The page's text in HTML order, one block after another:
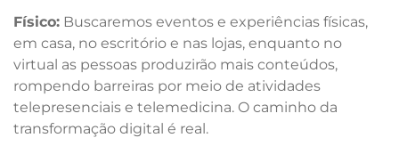
Físico: Buscaremos eventos e experiências físicas,
em casa, no escritório e nas lojas, enquanto no
virtual as pessoas produzirão mais conteúdos,
rompendo barreiras por meio de atividades
telepresenciais e telemedicina. O caminho da
transformação digital é real.